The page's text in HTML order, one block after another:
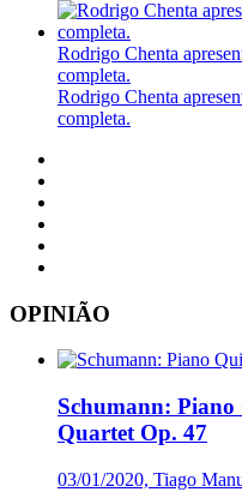
Rodrigo Chenta
completa.
Rodrigo Chenta
completa.
OPINIÃO
Schumann:
Quartet Op. 47
03/01/2020, Tiago